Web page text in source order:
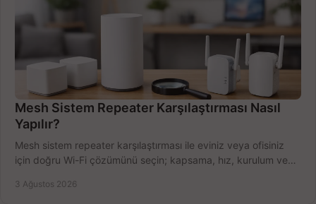
Mesh Sistem Repeater Karşılaştırması Nasıl
Yapılır?
Mesh sistem repeater karşılaştırması ile eviniz veya ofisiniz
için doğru Wi-Fi çözümünü seçin; kapsama, hız, kurulum ve
3 Ağustos 2026